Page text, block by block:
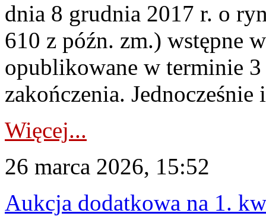
dnia 8 grudnia 2017 r. o
610 z późn. zm.) wstępne
opublikowane w terminie
zakończenia.
Więcej...
26 marca 2026, 15:52
Aukcja dodatkowa na 1.